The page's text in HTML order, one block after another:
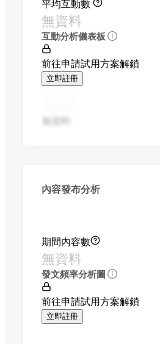
平均互動數
無資料
互動分析儀表板
前往申請試用方案解鎖
立即註冊
無資料
內容發布分析
期間內容數
無資料
發文頻率分析圖
前往申請試用方案解鎖
立即註冊